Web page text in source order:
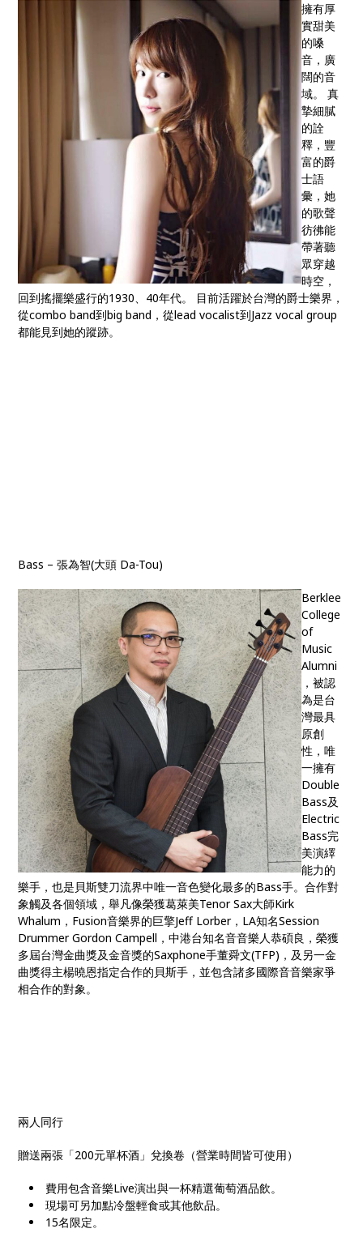
擁有厚
實甜美
的嗓
音，廣
闊的音
域。 真
摯細膩
的詮
釋，豐
富的爵
士語
彙，她
的歌聲
彷彿能
帶著聽
眾穿越
時空，
回到搖擺樂盛行的1930、40年代。 目前活躍於台灣的爵士樂界，
從combo band到big band，從lead vocalist到Jazz vocal group
都能見到她的蹤跡。
Bass – 張為智(大頭 Da-Tou)
Berklee
College
of
Music
Alumni
，被認
為是台
灣最具
原創
性，唯
⼀擁有
Double
Bass及
Electric
Bass完
美演繹
能⼒的
樂⼿，也是⾙斯雙刀流界中唯⼀⾳色變化最多的Bass⼿。合作對
象觸及各個領域，舉凡像榮獲葛萊美Tenor Sax大師Kirk
Whalum，Fusion⾳樂界的巨擎Jeff Lorber，LA知名Session
Drummer Gordon Campell，中港台知名⾳音樂⼈恭碩良，榮獲
多屆台灣金曲獎及⾦⾳獎的Saxphone手董舜⽂(TFP)，及另一⾦
曲獎得主楊曉恩指定合作的⾙斯手，並包含諸多國際⾳音樂家爭
相合作的對象。
兩人同行
贈送兩張「200元單杯酒」兌換卷（營業時間皆可使用）
費用包含音樂Live演出與一杯精選葡萄酒品飲。
現場可另加點冷盤輕食或其他飲品。
15名限定。